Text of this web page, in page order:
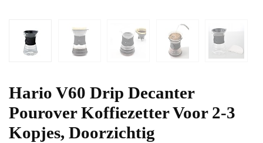
Hario V60 Drip Decanter
Pourover Koffiezetter Voor 2-3
Kopjes, Doorzichtig